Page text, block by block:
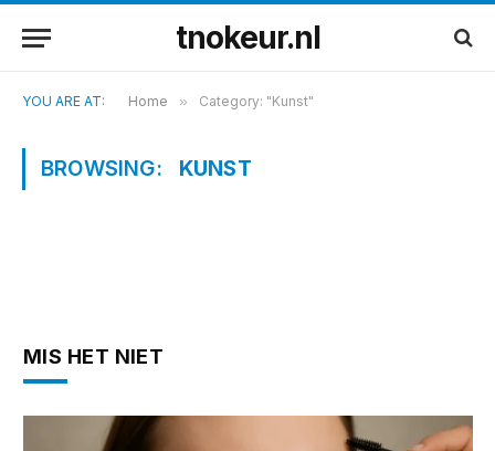
tnokeur.nl
YOU ARE AT: Home » Category: "Kunst"
BROWSING: KUNST
MIS HET NIET